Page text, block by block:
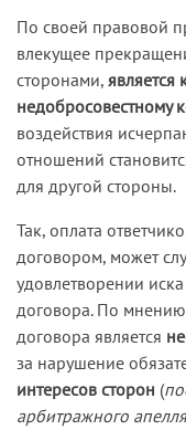
По своей правовой
влекущее
сторонами,
недобросовестному
воздействия
отношений
для другой стороны.
Так, оплата
договором, может
удовлетворении
договора. По
договора является
за нарушение
интересов сторон (
арбитражного